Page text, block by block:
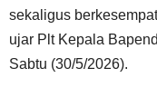
sekaligus
ujar Plt Kepala
Sabtu (30/5/2026).